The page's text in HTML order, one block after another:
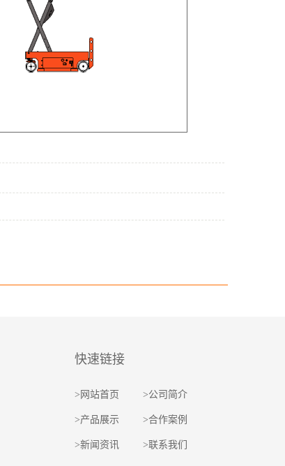
快速链接
> 网站首页 >公司简介
>产品展示 >合作案例
>新闻资讯 >联系我们